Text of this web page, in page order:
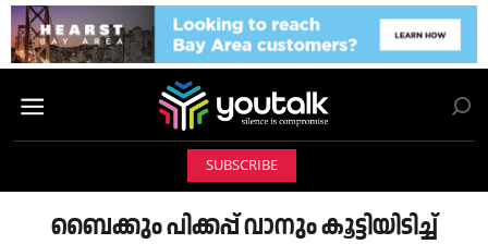
SUBSCRIBE
ബൈക്കും പിക്കപ്പ് വാനും കൂട്ടിയിടിച്ച്